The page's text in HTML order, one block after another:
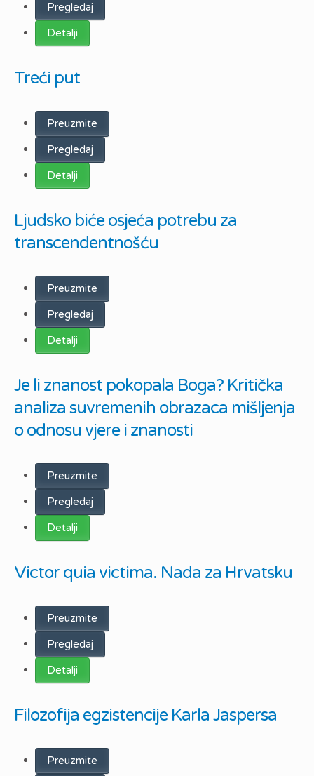
Pregledaj
Detalji
Treći put
Preuzmite
Pregledaj
Detalji
Ljudsko biće osjeća potrebu za
transcendentnošću
Preuzmite
Pregledaj
Detalji
Je li znanost pokopala Boga? Kritička
analiza suvremenih obrazaca mišljenja
o odnosu vjere i znanosti
Preuzmite
Pregledaj
Detalji
Victor quia victima. Nada za Hrvatsku
Preuzmite
Pregledaj
Detalji
Filozofija egzistencije Karla Jaspersa
Preuzmite